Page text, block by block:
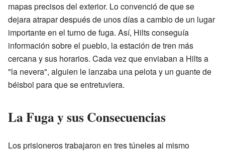
mapas precisos del exterior. Lo convenció de que se
dejara atrapar después de unos días a cambio de un lugar
importante en el turno de fuga. Así, Hilts conseguía
información sobre el pueblo, la estación de tren más
cercana y sus horarios. Cada vez que enviaban a Hilts a
"la nevera", alguien le lanzaba una pelota y un guante de
béisbol para que se entretuviera.
La Fuga y sus Consecuencias
Los prisioneros trabajaron en tres túneles al mismo